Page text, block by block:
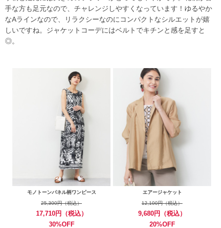
手な方も足元なので、チャレンジしやすくなっています！ゆるやか
なAラインなので、リラクシーなのにコンパクトなシルエットが嬉
しいですね。ジャケットコーデにはベルトでキチンと感を足すと
◎。
モノトーンパネル柄ワンピース
25,300円（税込）
17,710円（税込）
30%OFF
エアージャケット
12,100円（税込）
9,680円（税込）
20%OFF